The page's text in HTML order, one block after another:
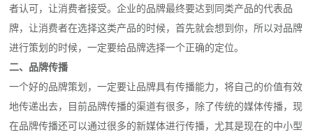
者认可，让消费者接受。企业的品牌最终要达到同类产品的代表品
牌，让消费者在选择这类产品的时候，首先就会想到你，所以对品牌
进行策划的时候，一定要给品牌选择一个正确的定位。
二、品牌传播
一个好的品牌策划，一定要让品牌具有传播能力，将自己的价值有效
地传递出去，目前品牌传播的渠道有很多，除了传统的媒体传播，现
在品牌传播还可以通过很多的新媒体进行传播，尤其是现在的中小型